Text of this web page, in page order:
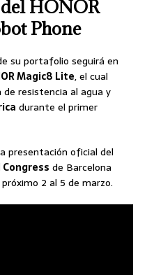
HONOR
Phone
su portafolio seguirá en
Magic8 Lite, el cual
resistencia al agua y
durante el primer
presentación oficial del
de Barcelona
2 al 5 de marzo.